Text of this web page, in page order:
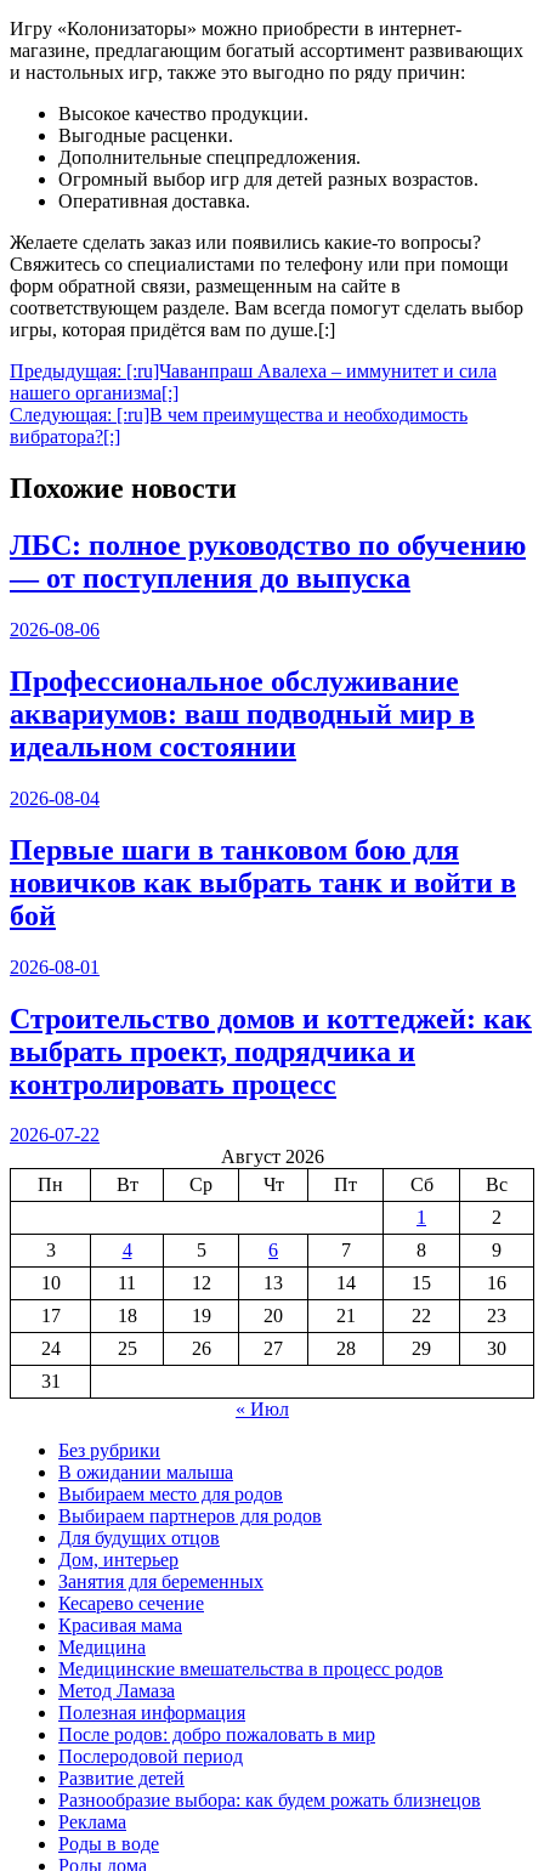
Игру «Колонизаторы» можно приобрести в интернет-
магазине, предлагающим богатый ассортимент развивающих
и настольных игр, также это выгодно по ряду причин:
Высокое качество продукции.
Выгодные расценки.
Дополнительные спецпредложения.
Огромный выбор игр для детей разных возрастов.
Оперативная доставка.
Желаете сделать заказ или появились какие-то вопросы?
Свяжитесь со специалистами по телефону или при помощи
форм обратной связи, размещенным на сайте в
соответствующем разделе. Вам всегда помогут сделать выбор
игры, которая придётся вам по душе.[:]
Навигация
по
записям
Предыдущая: [:ru]Чаванпраш Авалеха – иммунитет и сила
нашего организма[:]
Следующая: [:ru]В чем преимущества и необходимость
вибратора?[:]
Похожие новости
ЛБС: полное руководство по обучению
— от поступления до выпуска
2026-08-06
Профессиональное обслуживание
аквариумов: ваш подводный мир в
идеальном состоянии
2026-08-04
Первые шаги в танковом бою для
новичков как выбрать танк и войти в
бой
2026-08-01
Строительство домов и коттеджей: как
выбрать проект, подрядчика и
контролировать процесс
2026-07-22
Август 2026
Пн
Вт Ср Чт Пт Сб
Вс
1
2
3
4 5 6 7 8
9
10
11 12 13 14 15
16
17
18 19 20 21 22
23
24
25 26 27 28 29
30
31
« Июл
Без рубрики
В ожидании малыша
Выбираем место для родов
Выбираем партнеров для родов
Для будущих отцов
Дом, интерьер
Занятия для беременных
Кесарево сечение
Красивая мама
Медицина
Медицинские вмешательства в процесс родов
Метод Ламаза
Полезная информация
После родов: добро пожаловать в мир
Послеродовой период
Развитие детей
Разнообразие выбора: как будем рожать близнецов
Реклама
Роды в воде
Роды дома